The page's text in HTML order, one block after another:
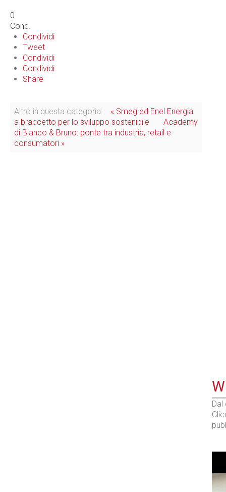
0
Cond.
Condividi
Tweet
Condividi
Condividi
Share
Altro in questa categoria:
« Smeg ed Enel Energia
a braccetto per lo sviluppo sostenibile
Academy
di Bianco & Bruno: ponte tra industria, retail e
consumatori »